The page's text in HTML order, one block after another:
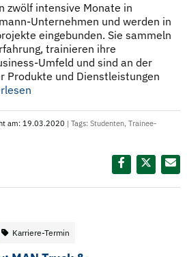
zwölf intensive Monate in
Unternehmen und werden in
eingebunden. Sie sammeln
trainieren ihre
Umfeld und sind an der
Produkte und Dienstleistungen
am: 19.03.2020 | Tags: Studenten, Trainee-
Karriere-Termin